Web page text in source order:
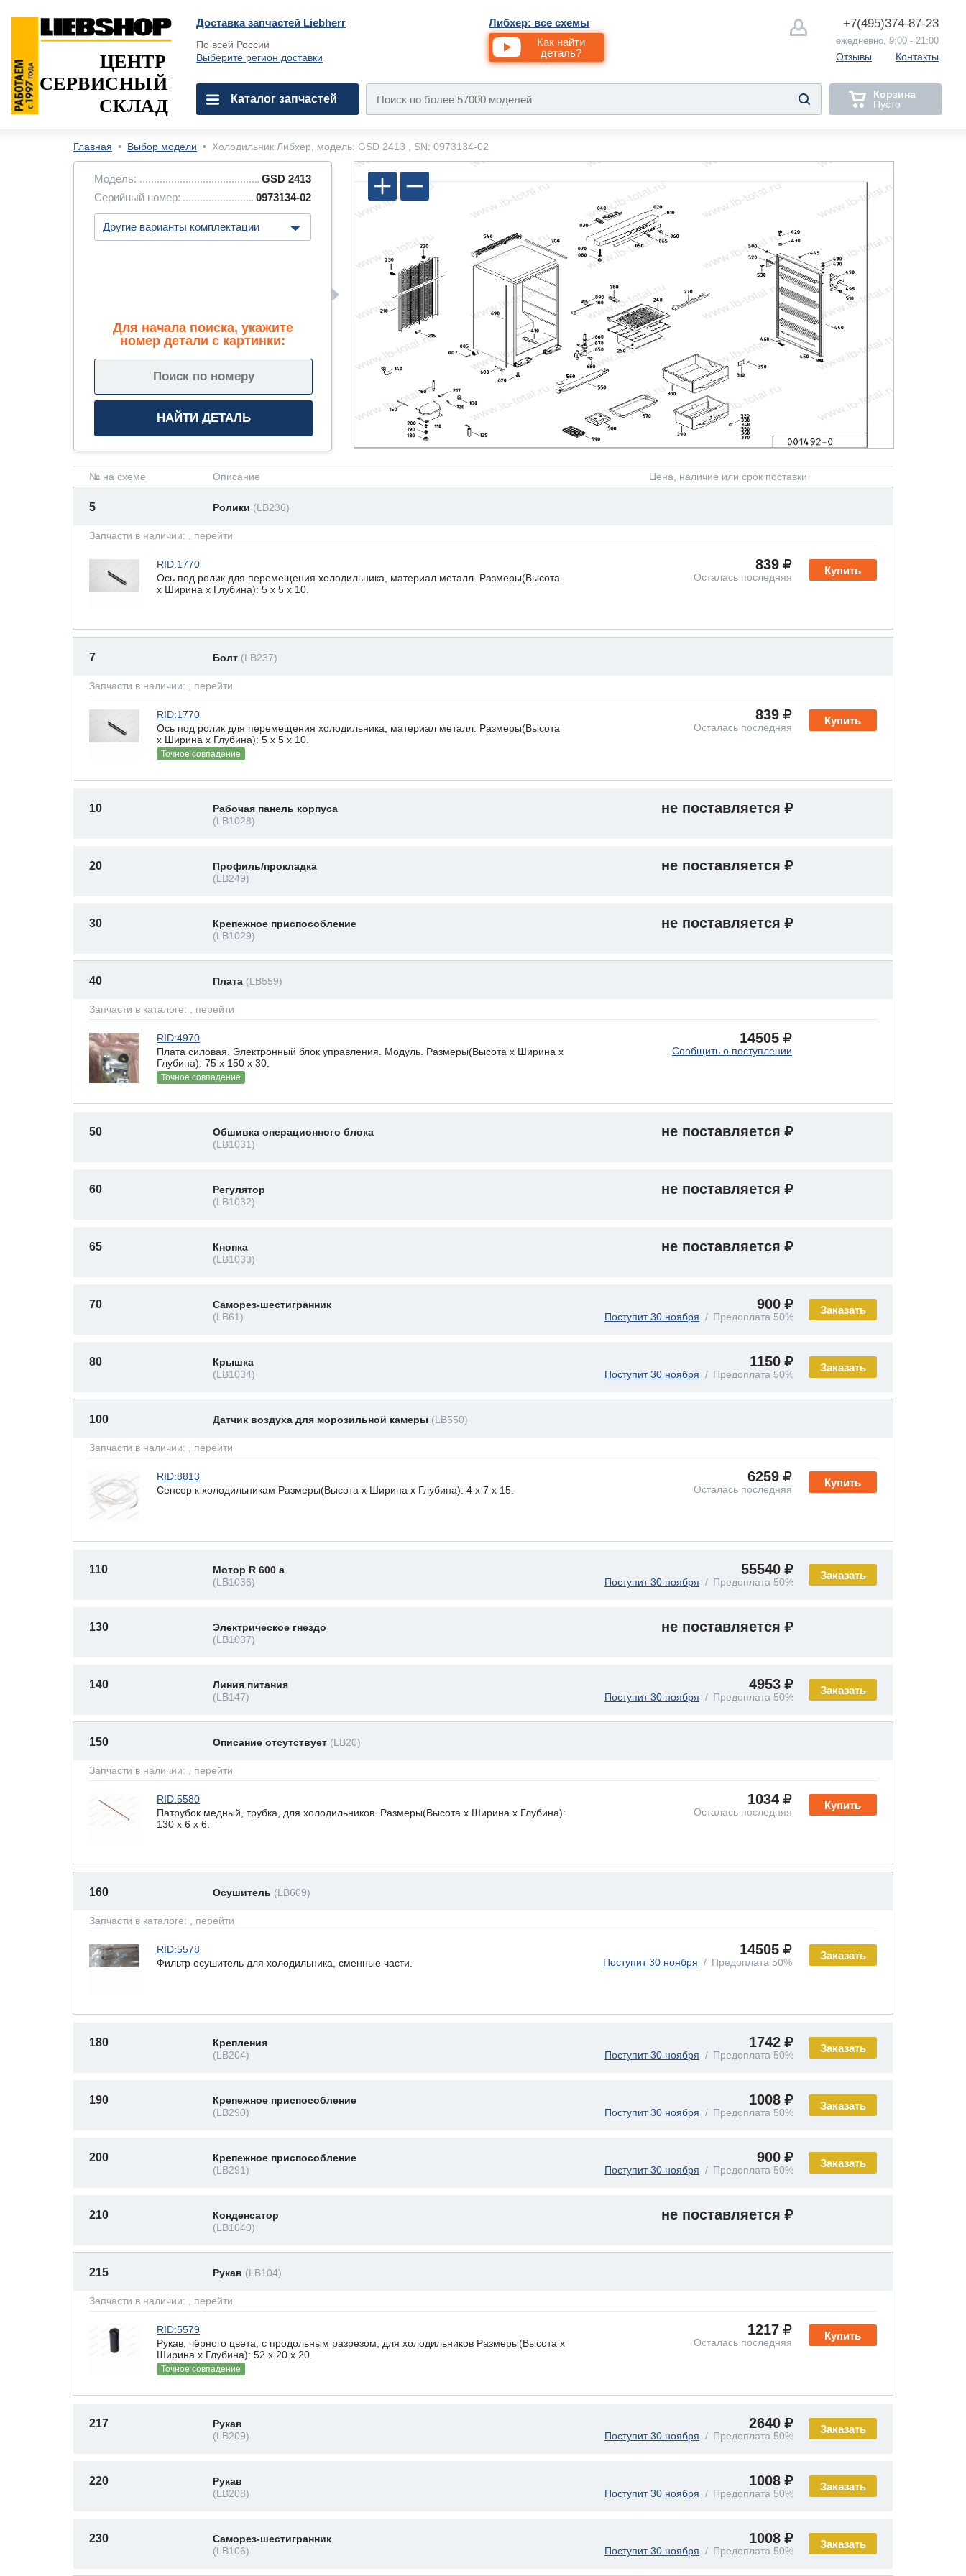
Доставка запчастей Liebherr
По всей России
Выберите регион доставки
Либхер: все схемы
Как найти
деталь?
+7(495)374-87-23
ежедневно, 9:00 - 21:00
Отзывы Контакты
ЦЕНТР
СЕРВИСНЫЙ
СКЛАД
Каталог запчастей
Корзина
Пусто
Главная • Выбор модели • Холодильник Либхер, модель: GSD 2413 , SN: 0973134-02
Модель:
GSD 2413
Серийный номер:
0973134-02
Для начала поиска, укажите
номер детали с картинки:
№ на схеме Описание Цена, наличие или срок поставки
5 Ролики (LB236)
Запчасти в наличии: , перейти
Купить
RID:1770
Ось под ролик для перемещения холодильника, материал металл. Размеры(Высота
х Ширина х Глубина): 5 x 5 х 10.
839
Осталась последняя
7 Болт (LB237)
Запчасти в наличии: , перейти
Купить
RID:1770
Ось под ролик для перемещения холодильника, материал металл. Размеры(Высота
х Ширина х Глубина): 5 x 5 х 10.
Точное совпадение
839
Осталась последняя
10
Рабочая панель корпуса
(LB1028)
не поставляется
20
Профиль/прокладка
(LB249)
не поставляется
30
Крепежное приспособление
(LB1029)
не поставляется
40 Плата (LB559)
Запчасти в каталоге: , перейти
RID:4970
Плата силовая. Электронный блок управления. Модуль. Размеры(Высота х Ширина х
Глубина): 75 x 150 х 30.
Точное совпадение
14505
Сообщить о поступлении
50
Обшивка операционного блока
(LB1031)
не поставляется
60
Регулятор
(LB1032)
не поставляется
65
Кнопка
(LB1033)
не поставляется
Заказать
70
Саморез-шестигранник
(LB61)
900
Поступит 30 ноября Предоплата 50%
Заказать
80
Крышка
(LB1034)
1150
Поступит 30 ноября Предоплата 50%
100 Датчик воздуха для морозильной камеры (LB550)
Запчасти в наличии: , перейти
Купить
RID:8813
Сенсор к холодильникам Размеры(Высота х Ширина х Глубина): 4 x 7 х 15.
6259
Осталась последняя
Заказать
110
Мотор R 600 a
(LB1036)
55540
Поступит 30 ноября Предоплата 50%
130
Электрическое гнездо
(LB1037)
не поставляется
Заказать
140
Линия питания
(LB147)
4953
Поступит 30 ноября Предоплата 50%
150 Описание отсутствует (LB20)
Запчасти в наличии: , перейти
Купить
RID:5580
Патрубок медный, трубка, для холодильников. Размеры(Высота х Ширина х Глубина):
130 x 6 х 6.
1034
Осталась последняя
160 Осушитель (LB609)
Запчасти в каталоге: , перейти
Заказать
RID:5578
Фильтр осушитель для холодильника, сменные части.
14505
Поступит 30 ноября Предоплата 50%
Заказать
180
Крепления
(LB204)
1742
Поступит 30 ноября Предоплата 50%
Заказать
190
Крепежное приспособление
(LB290)
1008
Поступит 30 ноября Предоплата 50%
Заказать
200
Крепежное приспособление
(LB291)
900
Поступит 30 ноября Предоплата 50%
210
Конденсатор
(LB1040)
не поставляется
215 Рукав (LB104)
Запчасти в наличии: , перейти
Купить
RID:5579
Рукав, чёрного цвета, с продольным разрезом, для холодильников Размеры(Высота х
Ширина х Глубина): 52 x 20 х 20.
Точное совпадение
1217
Осталась последняя
Заказать
217
Рукав
(LB209)
2640
Поступит 30 ноября Предоплата 50%
Заказать
220
Рукав
(LB208)
1008
Поступит 30 ноября Предоплата 50%
Заказать
230
Саморез-шестигранник
(LB106)
1008
Поступит 30 ноября Предоплата 50%